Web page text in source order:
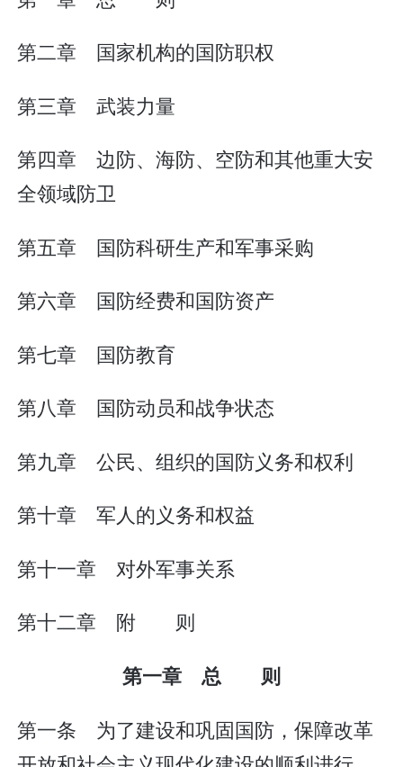
第二章 国家机构的国防职权
第三章 武装力量
第四章 边防、海防、空防和其他重大安
全领域防卫
第五章 国防科研生产和军事采购
第六章 国防经费和国防资产
第七章 国防教育
第八章 国防动员和战争状态
第九章 公民、组织的国防义务和权利
第十章 军人的义务和权益
第十一章 对外军事关系
第十二章 附 则
第一章 总 则
第一条 为了建设和巩固国防，保障改革